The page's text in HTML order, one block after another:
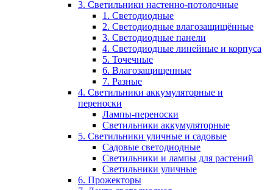
3. Светильники настенно-потолочные
1. Светодиодные
2. Светодиодные влагозащищённые
3. Светодиодные панели
4. Светодиодные линейные и корпуса
5. Точечные
6. Влагозащищенные
7. Разные
4. Светильники аккумуляторные и
переноски
Лампы-переноски
Светильники аккумуляторные
5. Светильники уличные и садовые
Садовые светодиодные
Светильники и лампы для растений
Светильники уличные
6. Прожекторы